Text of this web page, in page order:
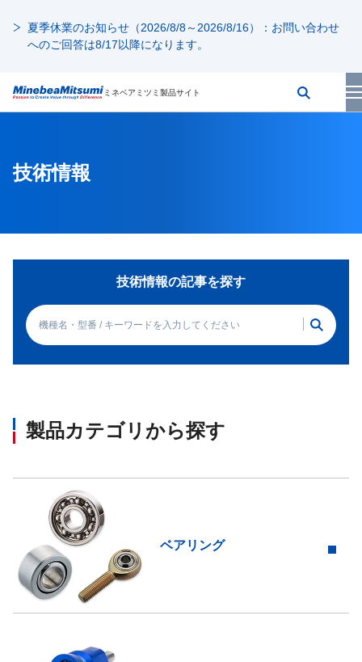
夏季休業のお知らせ（2026/8/8～2026/8/16）：お問い合わせ
へのご回答は8/17以降になります。
ミネベアミツミ製品サイト
技術情報
技術情報の記事を探す
製品カテゴリから探す
ベアリング